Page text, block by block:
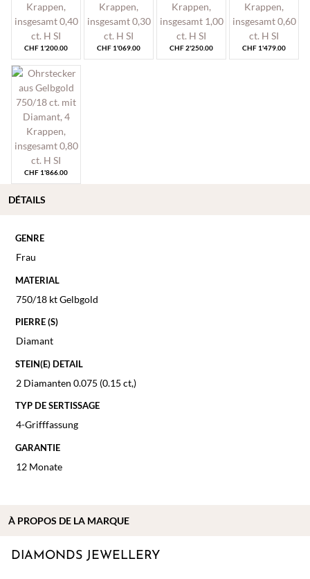
CHF 1'200.00 CHF 1'069.00 CHF2'250.00 CHF 1'479.00
CHF 1'866.00
GENRE
Frau
MATERIAL
750/18 kt Gelbgold
PIERRE (S)
Diamant
STEIN(E) DETAIL
2 Diamanten 0.075 (0.15 ct,)
TYP DE SERTISSAGE
4-Grifffassung
GARANTIE
12 Monate
DIAMONDS JEWELLERY
DÉTAILS
À PROPOS DE LA MARQUE